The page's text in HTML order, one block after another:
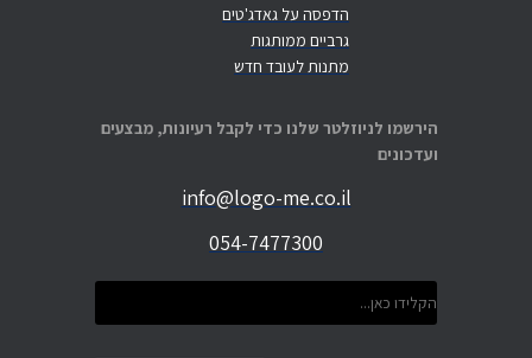
הדפסה על גאדג'טים
גרביים ממותגות
מתנות לעובד חדש
הירשמו לניוזלטר שלנו כדי לקבל רעיונות, מבצעים
ועדכונים
info@logo-me.co.il
054-7477300